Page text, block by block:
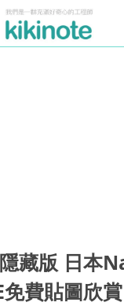
隱藏版 日本
費貼圖欣